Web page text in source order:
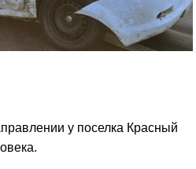
у поселка Красный